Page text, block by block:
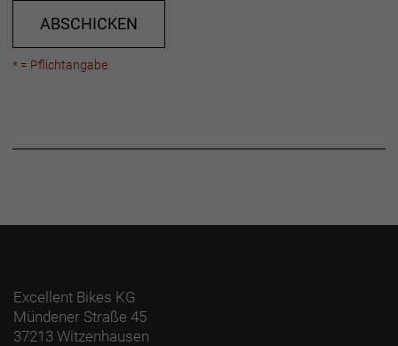
ABSCHICKEN
* = Pflichtangabe
Excellent Bikes KG
Mündener Straße 45
37213 Witzenhausen